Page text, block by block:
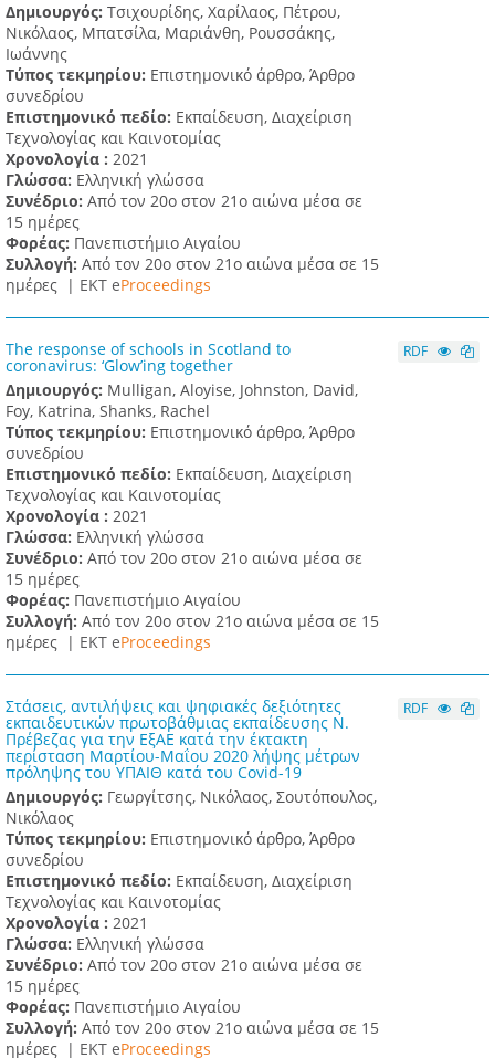
Δημιουργός: Τσιχουρίδης, Χαρίλαος, Πέτρου,
Νικόλαος, Μπατσίλα, Μαριάνθη, Ρουσσάκης,
Ιωάννης
Τύπος τεκμηρίου: Επιστημονικό άρθρο, Άρθρο
συνεδρίου
Επιστημονικό πεδίο: Εκπαίδευση, Διαχείριση
Τεχνολογίας και Καινοτομίας
Χρονολογία : 2021
Γλώσσα: Ελληνική γλώσσα
Συνέδριο: Από τον 20ο στον 21ο αιώνα μέσα σε
15 ημέρες
Φορέας: Πανεπιστήμιο Αιγαίου
Συλλογή: Από τον 20ο στον 21ο αιώνα μέσα σε 15
ημέρες | ΕΚΤ eProceedings
The response of schools in Scotland to
coronavirus: ‘Glow’ing together
Δημιουργός: Mulligan, Aloyise, Johnston, David,
Foy, Katrina, Shanks, Rachel
Τύπος τεκμηρίου: Επιστημονικό άρθρο, Άρθρο
συνεδρίου
Επιστημονικό πεδίο: Εκπαίδευση, Διαχείριση
Τεχνολογίας και Καινοτομίας
Χρονολογία : 2021
Γλώσσα: Ελληνική γλώσσα
Συνέδριο: Από τον 20ο στον 21ο αιώνα μέσα σε
15 ημέρες
Φορέας: Πανεπιστήμιο Αιγαίου
Συλλογή: Από τον 20ο στον 21ο αιώνα μέσα σε 15
ημέρες | ΕΚΤ eProceedings
RDF
Στάσεις, αντιλήψεις και ψηφιακές δεξιότητες
εκπαιδευτικών πρωτοβάθμιας εκπαίδευσης Ν.
Πρέβεζας για την ΕξΑΕ κατά την έκτακτη
περίσταση Μαρτίου-Μαΐου 2020 λήψης μέτρων
πρόληψης του ΥΠΑΙΘ κατά του Covid-19
Δημιουργός: Γεωργίτσης, Νικόλαος, Σουτόπουλος,
Νικόλαος
Τύπος τεκμηρίου: Επιστημονικό άρθρο, Άρθρο
συνεδρίου
Επιστημονικό πεδίο: Εκπαίδευση, Διαχείριση
Τεχνολογίας και Καινοτομίας
Χρονολογία : 2021
Γλώσσα: Ελληνική γλώσσα
Συνέδριο: Από τον 20ο στον 21ο αιώνα μέσα σε
15 ημέρες
Φορέας: Πανεπιστήμιο Αιγαίου
Συλλογή: Από τον 20ο στον 21ο αιώνα μέσα σε 15
ημέρες | ΕΚΤ eProceedings
RDF